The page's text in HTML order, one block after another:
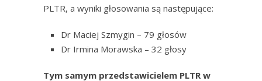
PLTR, a wyniki głosowania są następujące:
Dr Maciej Szmygin – 79 głosów
Dr Irmina Morawska – 32 głosy
Tym samym przedstawicielem PLTR w